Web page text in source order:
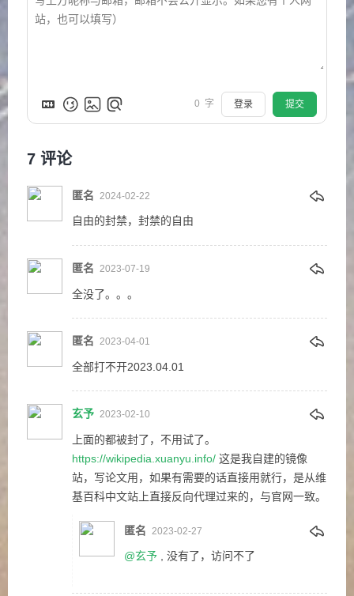
0 字 登录 提交
7评论
匿名 2024-02-22
自由的封禁，封禁的自由
匿名 2023-07-19
全没了。。。
匿名 2023-04-01
全部打不开2023.04.01
玄予 2023-02-10
上面的都被封了，不用试了。
https://wikipedia.xuanyu.info/ 这是我自建的镜像
站，写论文用，如果有需要的话直接用就行，是从维
基百科中文站上直接反向代理过来的，与官网一致。
匿名 2023-02-27
@玄予 , 没有了，访问不了